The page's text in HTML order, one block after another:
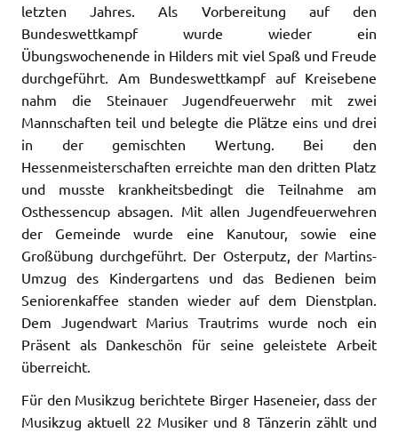
letzten Jahres. Als Vorbereitung auf den
Bundeswettkampf wurde wieder ein
Übungswochenende in Hilders mit viel Spaß und Freude
durchgeführt. Am Bundeswettkampf auf Kreisebene
nahm die Steinauer Jugendfeuerwehr mit zwei
Mannschaften teil und belegte die Plätze eins und drei
in der gemischten Wertung. Bei den
Hessenmeisterschaften erreichte man den dritten Platz
und musste krankheitsbedingt die Teilnahme am
Osthessencup absagen. Mit allen Jugendfeuerwehren
der Gemeinde wurde eine Kanutour, sowie eine
Großübung durchgeführt. Der Osterputz, der Martins-
Umzug des Kindergartens und das Bedienen beim
Seniorenkaffee standen wieder auf dem Dienstplan.
Dem Jugendwart Marius Trautrims wurde noch ein
Präsent als Dankeschön für seine geleistete Arbeit
überreicht.
Für den Musikzug berichtete Birger Haseneier, dass der
Musikzug aktuell 22 Musiker und 8 Tänzerin zählt und